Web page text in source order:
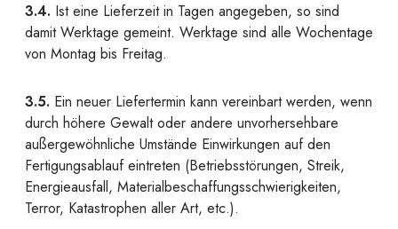
3.4. Ist eine Lieferzeit in Tagen angegeben, so sind
damit Werktage gemeint. Werktage sind alle Wochentage
von Montag bis Freitag.
3.5. Ein neuer Liefertermin kann vereinbart werden, wenn
durch höhere Gewalt oder andere unvorhersehbare
außergewöhnliche Umstände Einwirkungen auf den
Fertigungsablauf eintreten (Betriebsstörungen, Streik,
Energieausfall, Materialbeschaffungsschwierigkeiten,
Terror, Katastrophen aller Art, etc.).